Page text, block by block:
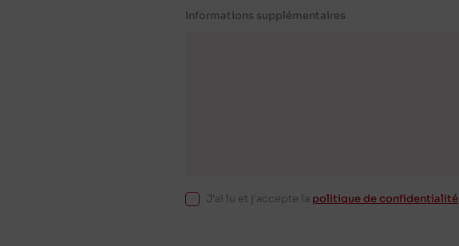
Informations supplémentaires
J'ai lu et j'accepte la politique de confidentialité